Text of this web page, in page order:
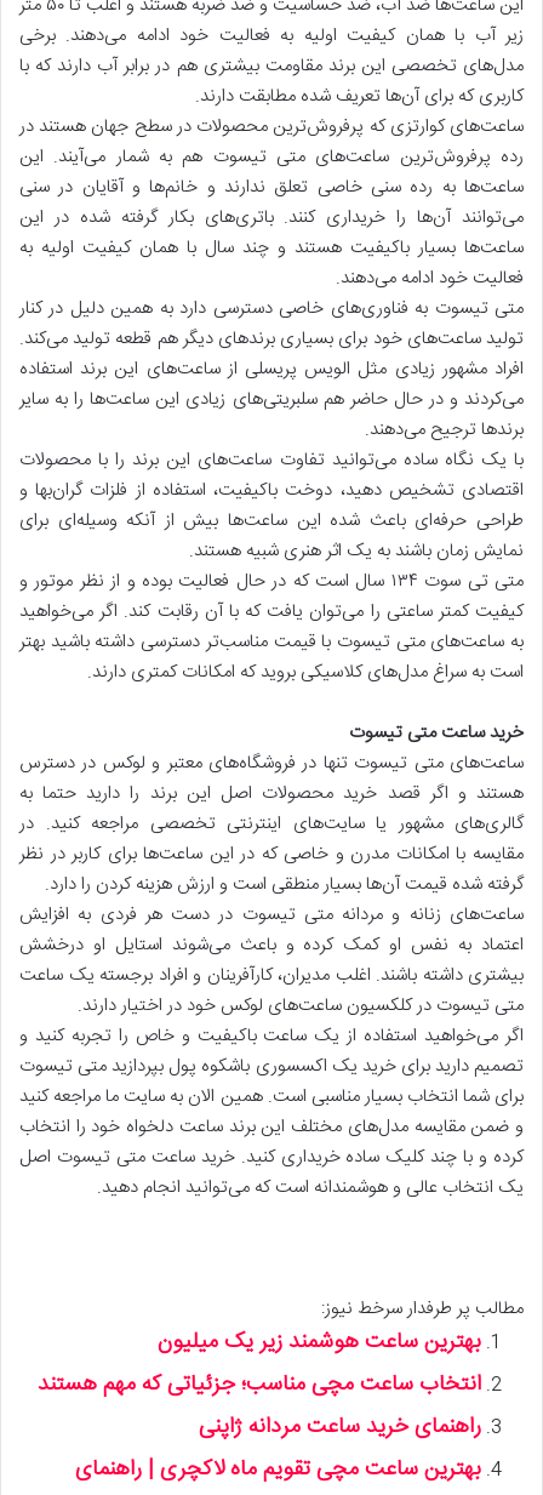
زیر آب با همان کیفیت اولیه به فعالیت خود ادامه می‌دهند. برخی
مدل‌های تخصصی این برند مقاومت بیشتری هم در برابر آب دارند که با
کاربری که برای آن‌ها تعریف شده مطابقت دارند.
ساعت‌های کوارتزی که پرفروش‌ترین محصولات در سطح جهان هستند در
رده پرفروش‌ترین ساعت‌های متی تیسوت هم به شمار می‌آیند. این
ساعت‌ها به رده سنی خاصی تعلق ندارند و خانم‌ها و آقایان در سنی
می‌توانند آن‌ها را خریداری کنند. باتری‌های بکار گرفته شده در این
ساعت‌ها بسیار باکیفیت هستند و چند سال با همان کیفیت اولیه به
فعالیت خود ادامه می‌دهند.
متی تیسوت به فناوری‌های خاصی دسترسی دارد به همین دلیل در کنار
تولید ساعت‌های خود برای بسیاری برندهای دیگر هم قطعه تولید می‌کند.
افراد مشهور زیادی مثل الویس پریسلی از ساعت‌های این برند استفاده
می‌کردند و در حال حاضر هم سلبریتی‌های زیادی این ساعت‌ها را به سایر
برندها ترجیح می‌دهند.
با یک نگاه ساده می‌توانید تفاوت ساعت‌های این برند را با محصولات
اقتصادی تشخیص دهید، دوخت باکیفیت، استفاده از فلزات گران‌بها و
طراحی حرفه‌ای باعث شده این ساعت‌ها بیش از آنکه وسیله‌ای برای
نمایش زمان باشند به یک اثر هنری شبیه هستند.
‌متی تی سوت ۱۳۴ سال است که در حال فعالیت بوده و از نظر موتور و
کیفیت کمتر ساعتی را می‌توان یافت که با آن رقابت کند. اگر می‌خواهید
به ساعت‌های متی تیسوت با قیمت مناسب‌تر دسترسی داشته باشید بهتر
است به سراغ مدل‌های کلاسیکی بروید که امکانات کمتری دارند.
خرید ساعت متی تیسوت
ساعت‌های متی تیسوت تنها در فروشگاه‌های معتبر و لوکس در دسترس
هستند و اگر قصد خرید محصولات اصل این برند را دارید حتما به
گالری‌های مشهور یا سایت‌های اینترنتی تخصصی مراجعه کنید. در
مقایسه با امکانات مدرن و خاصی که در این ساعت‌ها برای کاربر در نظر
گرفته شده قیمت آن‌ها بسیار منطقی است و ارزش هزینه کردن را دارد.
ساعت‌های زنانه و مردانه متی تیسوت در دست هر فردی به افزایش
اعتماد به نفس او کمک کرده و باعث می‌شوند استایل او درخشش
بیشتری داشته باشند. اغلب مدیران، کارآفرینان و افراد برجسته یک ساعت
متی تیسوت در کلکسیون ساعت‌های لوکس خود در اختیار دارند.
اگر می‌خواهید استفاده از یک ساعت باکیفیت و خاص را تجربه کنید و
تصمیم دارید برای خرید یک اکسسوری باشکوه پول بپردازید متی تیسوت
برای شما انتخاب بسیار مناسبی است. همین الان به سایت ما مراجعه کنید
و ضمن مقایسه مدل‌های مختلف این برند ساعت دلخواه خود را انتخاب
کرده و با چند کلیک ساده خریداری کنید. خرید ساعت متی تیسوت اصل
یک انتخاب عالی و هوشمندانه است که می‌توانید انجام دهید.
مطالب پر طرفدار سرخط نیوز:
بهترین ساعت هوشمند زیر یک میلیون
انتخاب ساعت مچی مناسب؛ جزئیاتی که مهم هستند
راهنمای خرید ساعت مردانه ژاپنی
بهترین ساعت مچی تقویم ماه لاکچری | راهنمای